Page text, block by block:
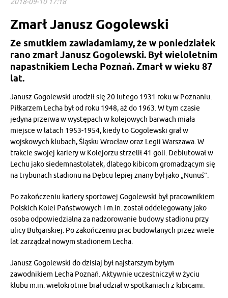
Zmarł Janusz Gogolewski
Ze smutkiem zawiadamiamy, że w poniedziałek
rano zmarł Janusz Gogolewski. Był wieloletnim
napastnikiem Lecha Poznań. Zmarł w wieku 87
lat.
Janusz Gogolewski urodził się 20 lutego 1931 roku w Poznaniu.
Piłkarzem Lecha był od roku 1948, aż do 1963. W tym czasie
jedyna przerwa w występach w kolejowych barwach miała
miejsce w latach 1953-1954, kiedy to Gogolewski grał w
wojskowych klubach, Śląsku Wrocław oraz Legii Warszawa. W
trakcie swojej kariery w Kolejorzu strzelił 41 goli. Debiutował w
Lechu jako siedemnastolatek, dlatego kibicom gromadzącym się
na trybunach stadionu na Dębcu lepiej znany był jako „Nunuś”.
Po zakończeniu kariery sportowej Gogolewski był pracownikiem
Polskich Kolei Państwowych i m.in. został oddelegowany jako
osoba odpowiedzialna za nadzorowanie budowy stadionu przy
ulicy Bułgarskiej. Po zakończeniu prac budowlanych przez wiele
lat zarządzał nowym stadionem Lecha.
Janusz Gogolewski do dzisiaj był najstarszym byłym
zawodnikiem Lecha Poznań. Aktywnie uczestniczył w życiu
klubu m.in. wielokrotnie brał udział w spotkaniach z kibicami.